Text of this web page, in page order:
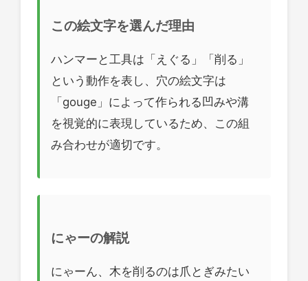
この絵文字を選んだ理由
ハンマーと工具は「えぐる」「削る」
という動作を表し、穴の絵文字は
「gouge」によって作られる凹みや溝
を視覚的に表現しているため、この組
み合わせが適切です。
にゃーの解説
にゃーん、木を削るのは爪とぎみたい